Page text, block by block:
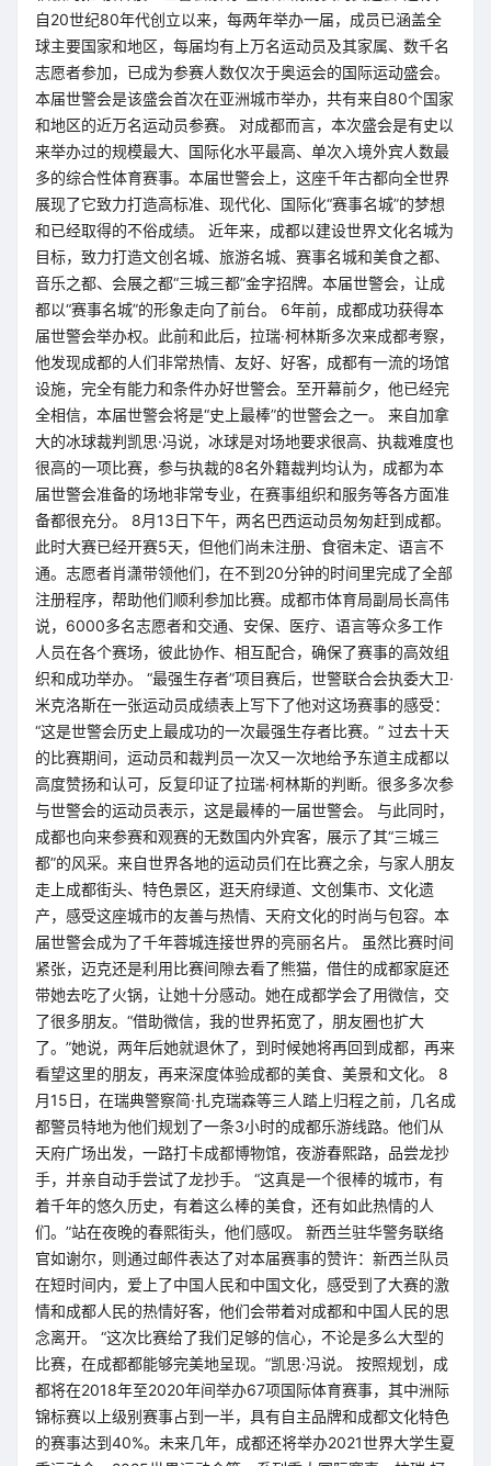
自20世纪80年代创立以来，每两年举办一届，成员已涵盖全
球主要国家和地区，每届均有上万名运动员及其家属、数千名
志愿者参加，已成为参赛人数仅次于奥运会的国际运动盛会。
本届世警会是该盛会首次在亚洲城市举办，共有来自80个国家
和地区的近万名运动员参赛。 对成都而言，本次盛会是有史以
来举办过的规模最大、国际化水平最高、单次入境外宾人数最
多的综合性体育赛事。本届世警会上，这座千年古都向全世界
展现了它致力打造高标准、现代化、国际化“赛事名城”的梦想
和已经取得的不俗成绩。 近年来，成都以建设世界文化名城为
目标，致力打造文创名城、旅游名城、赛事名城和美食之都、
音乐之都、会展之都“三城三都”金字招牌。本届世警会，让成
都以“赛事名城”的形象走向了前台。 6年前，成都成功获得本
届世警会举办权。此前和此后，拉瑞·柯林斯多次来成都考察，
他发现成都的人们非常热情、友好、好客，成都有一流的场馆
设施，完全有能力和条件办好世警会。至开幕前夕，他已经完
全相信，本届世警会将是“史上最棒”的世警会之一。 来自加拿
大的冰球裁判凯思·冯说，冰球是对场地要求很高、执裁难度也
很高的一项比赛，参与执裁的8名外籍裁判均认为，成都为本
届世警会准备的场地非常专业，在赛事组织和服务等各方面准
备都很充分。 8月13日下午，两名巴西运动员匆匆赶到成都。
此时大赛已经开赛5天，但他们尚未注册、食宿未定、语言不
通。志愿者肖潇带领他们，在不到20分钟的时间里完成了全部
注册程序，帮助他们顺利参加比赛。成都市体育局副局长高伟
说，6000多名志愿者和交通、安保、医疗、语言等众多工作
人员在各个赛场，彼此协作、相互配合，确保了赛事的高效组
织和成功举办。 “最强生存者”项目赛后，世警联合会执委大卫·
米克洛斯在一张运动员成绩表上写下了他对这场赛事的感受：
“这是世警会历史上最成功的一次最强生存者比赛。” 过去十天
的比赛期间，运动员和裁判员一次又一次地给予东道主成都以
高度赞扬和认可，反复印证了拉瑞·柯林斯的判断。很多多次参
与世警会的运动员表示，这是最棒的一届世警会。 与此同时，
成都也向来参赛和观赛的无数国内外宾客，展示了其“三城三
都”的风采。来自世界各地的运动员们在比赛之余，与家人朋友
走上成都街头、特色景区，逛天府绿道、文创集市、文化遗
产，感受这座城市的友善与热情、天府文化的时尚与包容。本
届世警会成为了千年蓉城连接世界的亮丽名片。 虽然比赛时间
紧张，迈克还是利用比赛间隙去看了熊猫，借住的成都家庭还
带她去吃了火锅，让她十分感动。她在成都学会了用微信，交
了很多朋友。“借助微信，我的世界拓宽了，朋友圈也扩大
了。”她说，两年后她就退休了，到时候她将再回到成都，再来
看望这里的朋友，再来深度体验成都的美食、美景和文化。 8
月15日，在瑞典警察简·扎克瑞森等三人踏上归程之前，几名成
都警员特地为他们规划了一条3小时的成都乐游线路。他们从
天府广场出发，一路打卡成都博物馆，夜游春熙路，品尝龙抄
手，并亲自动手尝试了龙抄手。 “这真是一个很棒的城市，有
着千年的悠久历史，有着这么棒的美食，还有如此热情的人
们。”站在夜晚的春熙街头，他们感叹。 新西兰驻华警务联络
官如谢尔，则通过邮件表达了对本届赛事的赞许：新西兰队员
在短时间内，爱上了中国人民和中国文化，感受到了大赛的激
情和成都人民的热情好客，他们会带着对成都和中国人民的思
念离开。 “这次比赛给了我们足够的信心，不论是多么大型的
比赛，在成都都能够完美地呈现。”凯思·冯说。 按照规划，成
都将在2018年至2020年间举办67项国际体育赛事，其中洲际
锦标赛以上级别赛事占到一半，具有自主品牌和成都文化特色
的赛事达到40%。未来几年，成都还将举办2021世界大学生夏